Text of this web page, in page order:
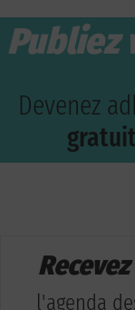
Publiez
Devenez
l'agenda